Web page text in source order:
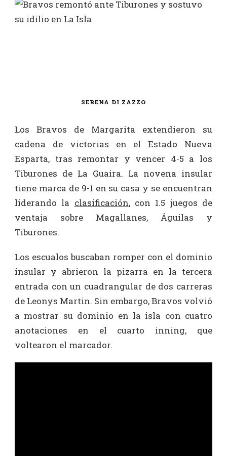
SERENA DI ZAZZO
Los Bravos de Margarita extendieron su
cadena de victorias en el Estado Nueva
Esparta, tras remontar y vencer 4-5 a los
Tiburones de La Guaira. La novena insular
tiene marca de 9-1 en su casa y se encuentran
liderando la clasificación, con 1.5 juegos de
ventaja sobre Magallanes, Águilas y
Tiburones.
Los escualos buscaban romper con el dominio
insular y abrieron la pizarra en la tercera
entrada con un cuadrangular de dos carreras
de Leonys Martin. Sin embargo, Bravos volvió
a mostrar su dominio en la isla con cuatro
anotaciones en el cuarto inning, que
voltearon el marcador.